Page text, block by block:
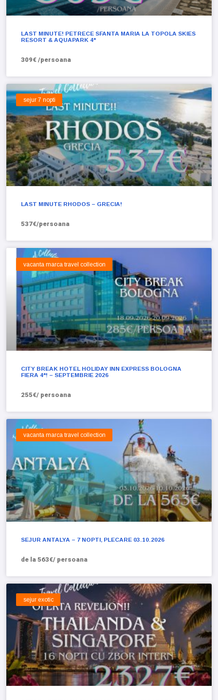
LAST MINUTE! PETRECE SFANTA MARIA LA TOPOLA SKIES
RESORT & AQUAPARK 4*
309€ /persoana
sejur 7 nopti
LAST MINUTE RHODOS – GRECIA!
537€/persoana
vacanta marca travel collection
CITY BREAK HOTEL HOLIDAY INN EXPRESS BOLOGNA
FIERA 4*! – SEPTEMBRIE 2026
255€/ persoana
vacanta marca travel collection
SEJUR ANTALYA – 7 NOPTI, PLECARE 03.10.2026
de la 563€/ persoana
sejur exotic